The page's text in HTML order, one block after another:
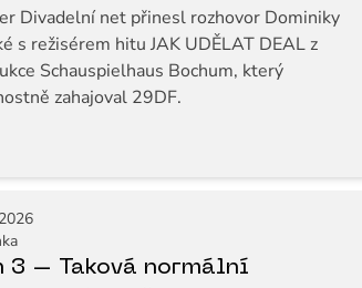
Divadelní net přinesl rozhovor Dominiky
s režisérem hitu JAK UDĚLAT DEAL z
Schauspielhaus Bochum, který
zahajoval 29DF.
3 – Taková normální